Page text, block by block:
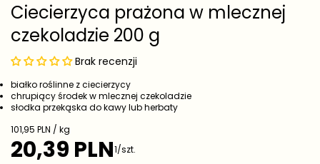
Ciecierzyca prażona w mlecznej
czekoladzie 200 g
Brak recenzji
białko roślinne z ciecierzycy
chrupiący środek w mlecznej czekoladzie
słodka przekąska do kawy lub herbaty
C
e
n
101,95 PLN / kg
C
20,39 PLN1/szt.